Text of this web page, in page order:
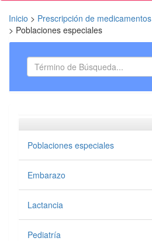
Inicio > Prescripción de medicamentos
> Poblaciones especiales
Poblaciones especiales
Embarazo
Lactancia
Pediatría